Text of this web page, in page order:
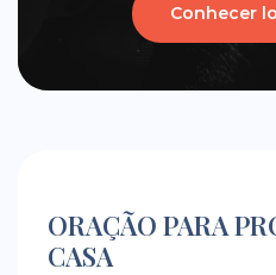
Conhecer
ORAÇÃO PARA
CASA